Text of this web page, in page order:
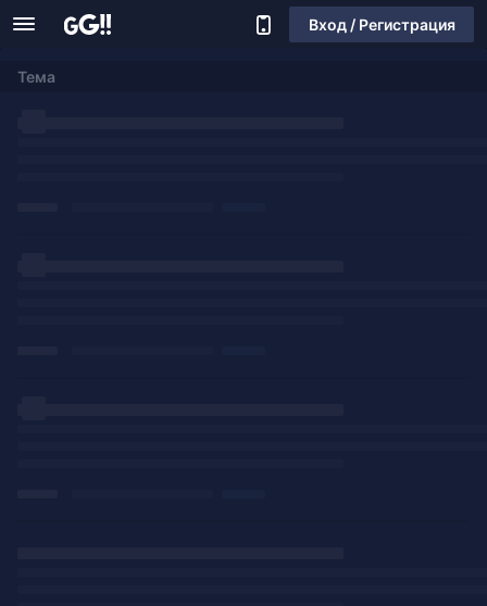
Вход / Регистрация
Тема